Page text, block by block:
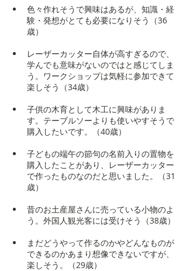
色々作れそうで興味はあるが、知識・経
験・発想がとても必要になりそう（36
歳）
レーザーカッター自体が高すぎるので、
学んでも意味がないのではと感じてしま
う。ワークショップは気軽に参加できて
楽しそう（34歳）
子供の木育として木工に興味がありま
す。テーブルソーよりも使いやすそうで
購入したいです。（40歳）
子どもの端午の節句の名前入りの置物を
購入したことがあり、レーザーカッター
で作ったものなのだと思いました。（31
歳）
昔のお土産屋さんに売っている小物のよ
う。外国人観光客には受けそう（38歳）
まだどうやって作るのかやどんなものが
できるのかあまり想像できないですが、
楽しそう。（29歳）